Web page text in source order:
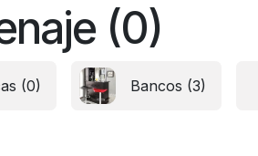
(0)
(0) Bancos (3)